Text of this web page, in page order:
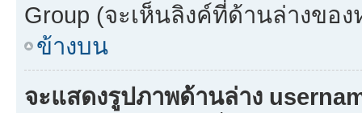
Group (จะเห็นลิงค์ที่ด้านล่างของ
ข้างบน
จะแสดงรูปภาพด้านล่าง